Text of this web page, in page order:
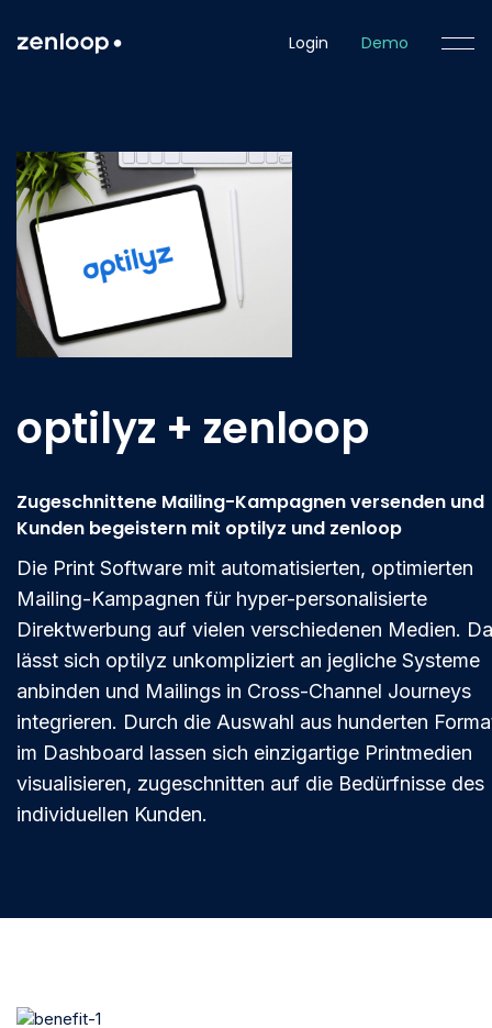
Login Demo
optilyz + zenloop
Zugeschnittene Mailing-Kampagnen versenden und
Kunden begeistern mit optilyz und zenloop
Die Print Software mit automatisierten, optimierten
Mailing-Kampagnen für hyper-personalisierte
Direktwerbung auf vielen verschiedenen Medien.
lässt sich optilyz unkompliziert an jegliche Systeme
anbinden und Mailings in Cross-Channel Journeys
integrieren. Durch die Auswahl aus hunderten
im Dashboard lassen sich einzigartige Printmedien
visualisieren, zugeschnitten auf die Bedürfnisse des
individuellen Kunden.